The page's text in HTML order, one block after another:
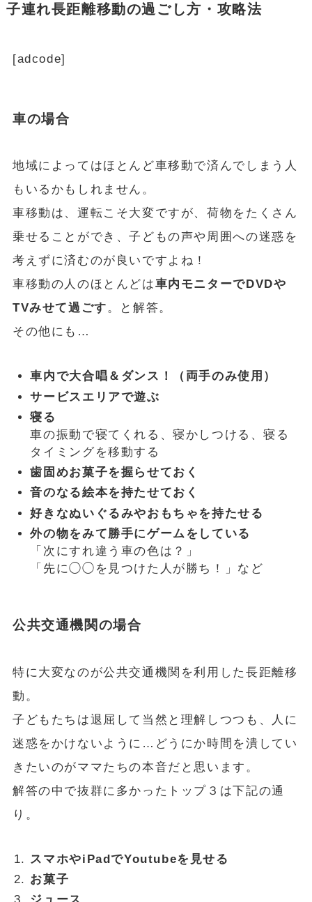
子連れ長距離移動の過ごし方・攻略法
[adcode]
車の場合
地域によってはほとんど車移動で済んでしまう人
もいるかもしれません。
車移動は、運転こそ大変ですが、荷物をたくさん
乗せることができ、子どもの声や周囲への迷惑を
考えずに済むのが良いですよね！
車移動の人のほとんどは車内モニターでDVDや
TVみせて過ごす。と解答。
その他にも…
車内で大合唱＆ダンス！（両手のみ使用）
サービスエリアで遊ぶ
寝る
車の振動で寝てくれる、寝かしつける、寝る
タイミングを移動する
歯固めお菓子を握らせておく
音のなる絵本を持たせておく
好きなぬいぐるみやおもちゃを持たせる
外の物をみて勝手にゲームをしている
「次にすれ違う車の色は？」
「先に◯◯を見つけた人が勝ち！」など
公共交通機関の場合
特に大変なのが公共交通機関を利用した長距離移
動。
子どもたちは退屈して当然と理解しつつも、人に
迷惑をかけないように…どうにか時間を潰してい
きたいのがママたちの本音だと思います。
解答の中で抜群に多かったトップ３は下記の通
り。
スマホやiPadでYoutubeを見せる
お菓子